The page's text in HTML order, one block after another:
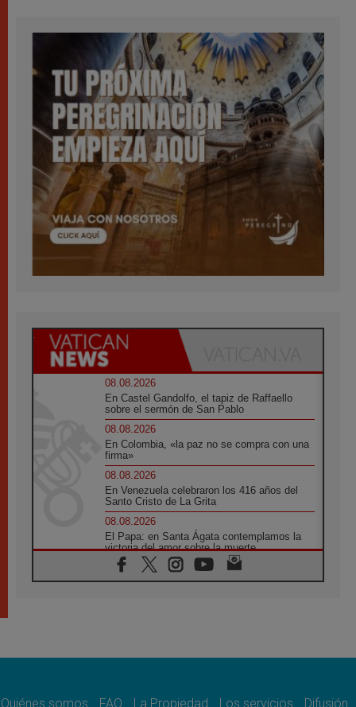
08.08.2026
En Castel Gandolfo, el tapiz de Raffaello
sobre el sermón de San Pablo
08.08.2026
En Colombia, «la paz no se compra con una
firma»
08.08.2026
En Venezuela celebraron los 416 años del
Santo Cristo de La Grita
08.08.2026
El Papa: en Santa Ágata contemplamos la
victoria del amor sobre la muerte
08.08.2026
León XIV visitará el Santuario de la Madre
07.08.2026
Quiénes somos FAQ La Propiedad Los servicios Difusión